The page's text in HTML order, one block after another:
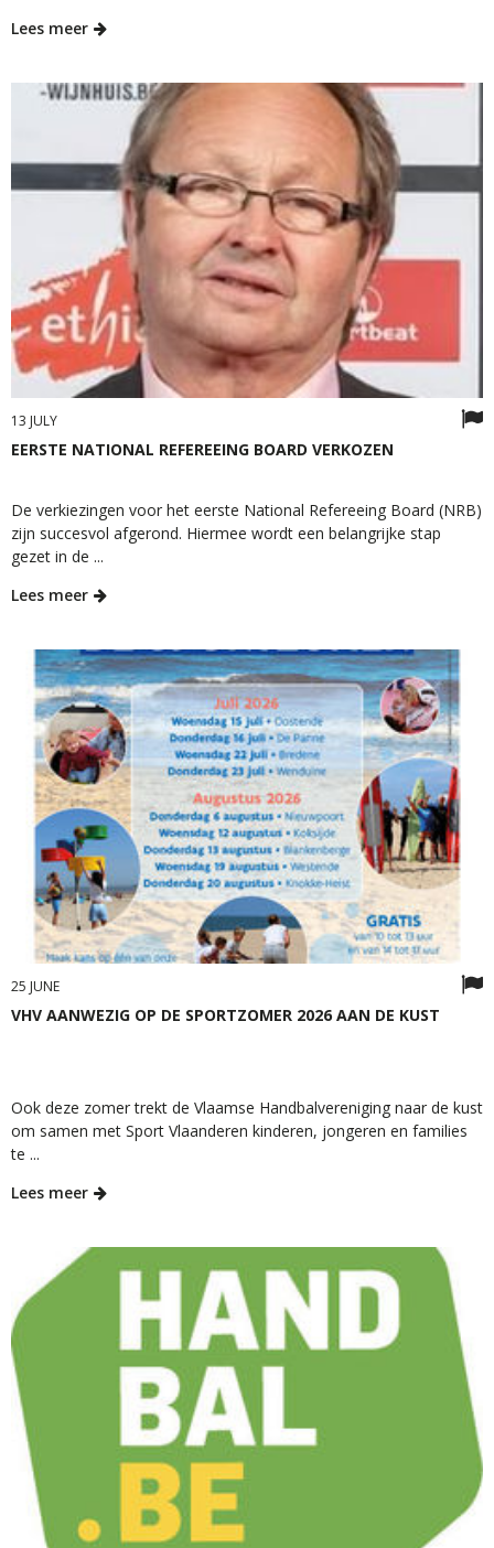
Lees meer
13 JULY
EERSTE NATIONAL REFEREEING BOARD VERKOZEN
De verkiezingen voor het eerste National Refereeing Board (NRB)
zijn succesvol afgerond. Hiermee wordt een belangrijke stap
gezet in de ...
Lees meer
25 JUNE
VHV AANWEZIG OP DE SPORTZOMER 2026 AAN DE KUST
Ook deze zomer trekt de Vlaamse Handbalvereniging naar de kust
om samen met Sport Vlaanderen kinderen, jongeren en families
te ...
Lees meer